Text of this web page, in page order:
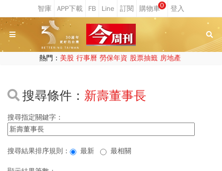
0
熱門： 美股 行事曆 勞保年資 股票抽籤 房地產
搜尋條件： 新壽董事長
搜尋指定關鍵字：
搜尋結果排序規則： 最新 最相關